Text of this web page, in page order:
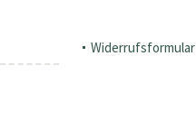
Widerrufsformular